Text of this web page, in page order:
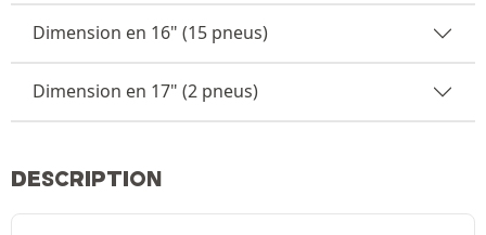
Dimension en 16" (15 pneus)
Dimension en 17" (2 pneus)
DESCRIPTION